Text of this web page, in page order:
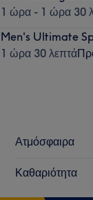
1 ώρα - 1 ώρα 30
Men's Ultimate
1 ώρα 30 λεπτά
Ατμόσφαιρα
Καθαριότητα